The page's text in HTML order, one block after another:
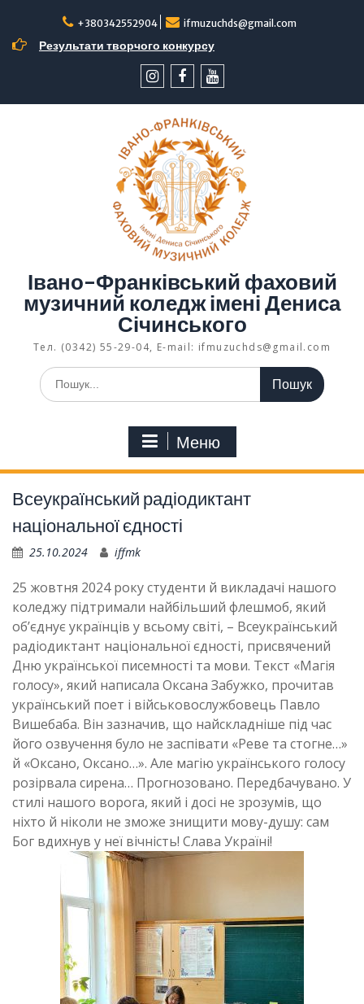
вмісту
+380342552904 ifmuzuchds@gmail.com
Результати творчого конкурсу
Івано-Франківський фаховий
музичний коледж імені Дениса
Січинського
Тел. (0342) 55-29-04, E-mail: ifmuzuchds@gmail.com
Шукати:
Меню
Всеукраїнський радіодиктант
національної єдності
25.10.2024 iffmk
25 жовтня 2024 року студенти й викладачі нашого
коледжу підтримали найбільший флешмоб, який
об’єднує українців у всьому світі, – Всеукраїнський
радіодиктант національної єдності, присвячений
Дню української писемності та мови. Текст «Магія
голосу», який написала Оксана Забужко, прочитав
український поет і військовослужбовець Павло
Вишебаба. Він зазначив, що найскладніше під час
його озвучення було не заспівати «Реве та стогне…»
й «Оксано, Оксано…». Але магію українського голосу
розірвала сирена… Прогнозовано. Передбачувано. У
стилі нашого ворога, який і досі не зрозумів, що
ніхто й ніколи не зможе знищити мову-душу: сам
Бог вдихнув у неї вічність! Слава Україні!